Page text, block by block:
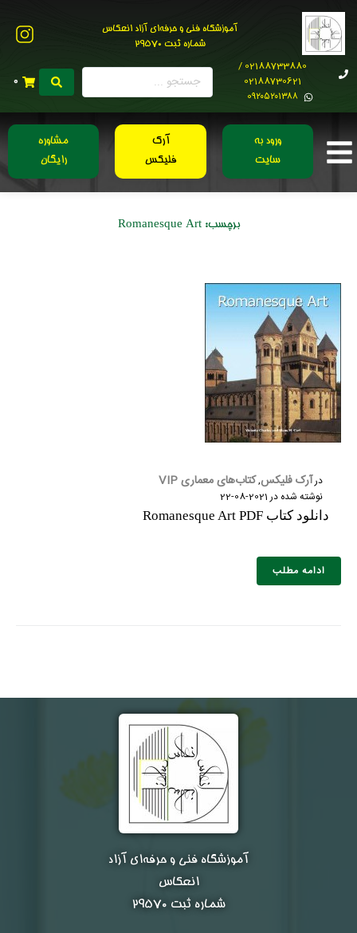
آموزشگاه فنی و حرفه‌ای آزاد انعکاس
شماره ثبت 29570
02188733880 /
02188730621
0۹۲۰۵۲۰۱۳۸۸
0
ورود به
سایت
آرک
فلیکس
مشاوره
رایگان
برچسب:Romanesque Art
درآرک فلیکس,کتاب‌های معماری VIP
نوشته شده در2021-08-22
دانلود کتاب Romanesque Art PDF
ادامه مطلب
آموزشگاه فنی و حرفه‌ای آزاد
انعکاس
شماره ثبت ۲۹۵۷۰
نام و نام خانوادگی : *
شماره واتس‌اپ : *